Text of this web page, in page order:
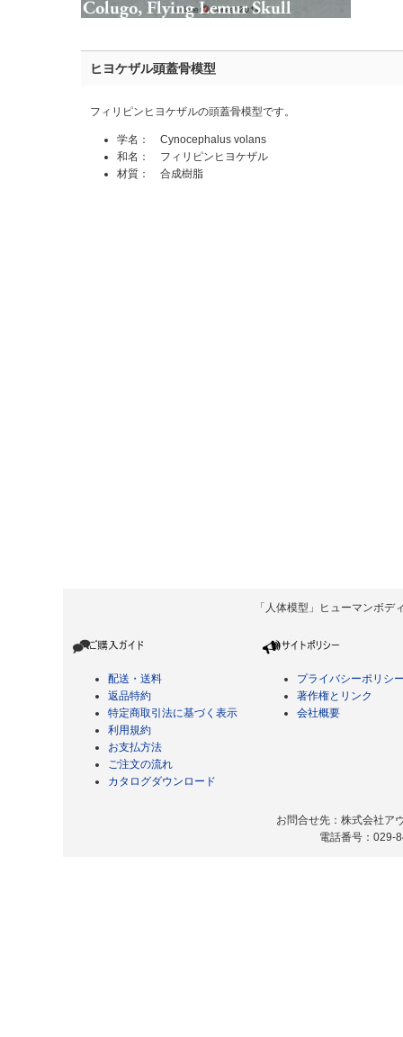
ヒヨケザル頭蓋骨模型
フィリピンヒヨケザルの頭蓋骨模型です。
学名： Cynocephalus volans
和名： フィリピンヒヨケザル
材質： 合成樹脂
「人体模型」ヒューマンボ
配送・送料
返品特約
特定商取引法に基づく表示
利用規約
お支払方法
ご注文の流れ
カタログダウンロード
プライバシーポリシ
著作権とリンク
会社概要
お問合せ先：株式会社ア
電話番号：